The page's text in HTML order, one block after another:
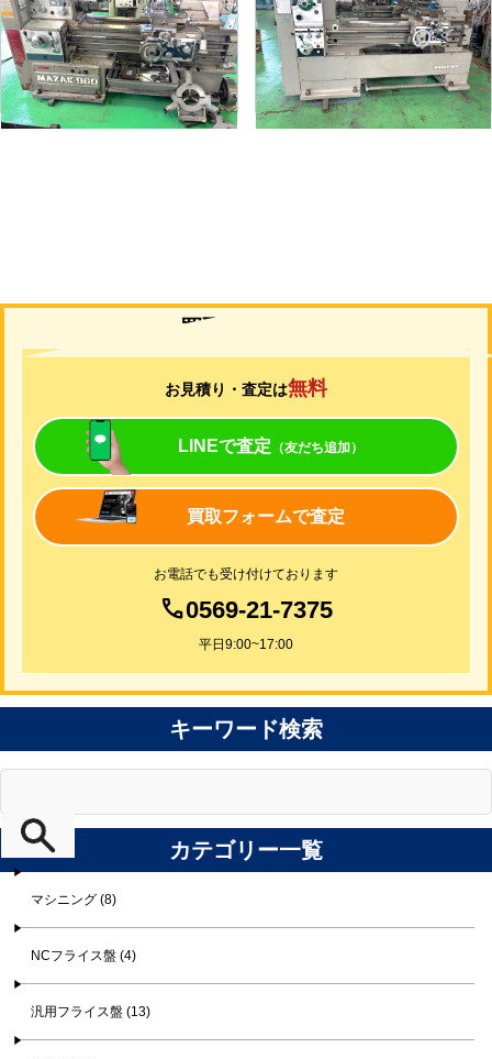
メーカー マザック
形 式MK-860S
年 式1989
メーカー 山崎
形 式MAZAK-ACE-1000
年 式1976
買取について
お見積り・査定は無料
LINEで査定 （友だち追加）
買取フォームで査定
お電話でも受け付けております
0569-21-7375
平日9:00~17:00
キーワード検索
カテゴリー一覧
マシニング (8)
NCフライス盤 (4)
汎用フライス盤 (13)